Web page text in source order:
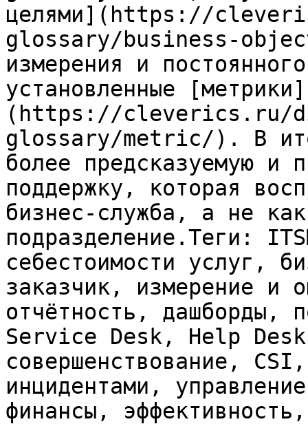
целями](https://
glossary/business-
измерения и
установленные [метрики]
(https://cleverics.ru/
glossary/metric/). В
более предсказуемую и
поддержку, которая
бизнес-служба, а не как
подразделение.Теги:
себестоимости услуг,
заказчик, измерение и
отчётность, дашборды,
Service Desk, Help
совершенствование,
инцидентами,
финансы,